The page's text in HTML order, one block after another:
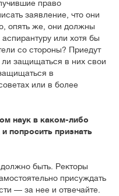
право
заявление, что они
опять же, они должны
или хотя бы
со стороны? Приедут
ли защищаться в них свои
в
или в более
наук в каком-либо
попросить признать
быть. Ректоры
присуждать
— за нее и отвечайте.